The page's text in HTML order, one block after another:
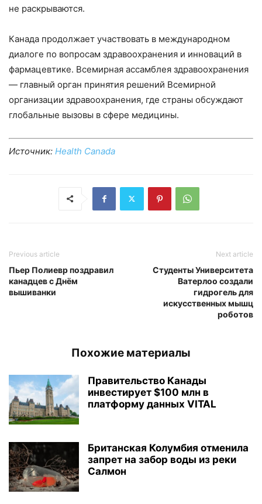
не раскрываются.
Канада продолжает участвовать в международном
диалоге по вопросам здравоохранения и инноваций в
фармацевтике. Всемирная ассамблея здравоохранения
— главный орган принятия решений Всемирной
организации здравоохранения, где страны обсуждают
глобальные вызовы в сфере медицины.
Источник: Health Canada
Previous article
Пьер Полиевр поздравил
канадцев с Днём
вышиванки
Next article
Студенты Университета
Ватерлоо создали
гидрогель для
искусственных мышц
роботов
Похожие материалы
Правительство Канады
инвестирует $100 млн в
платформу данных VITAL
Британская Колумбия отменила
запрет на забор воды из реки
Салмон